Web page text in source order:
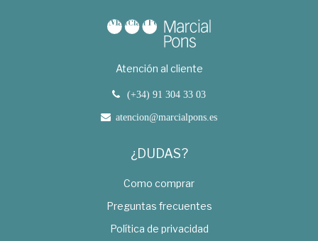
Atención al cliente
(+34) 91 304 33 03
atencion@marcialpons.es
¿DUDAS?
Como comprar
Preguntas frecuentes
Política de privacidad